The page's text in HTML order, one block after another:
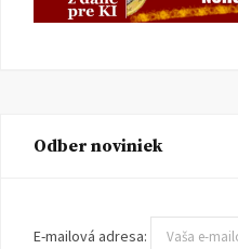
Odber noviniek
E-mailová adresa: